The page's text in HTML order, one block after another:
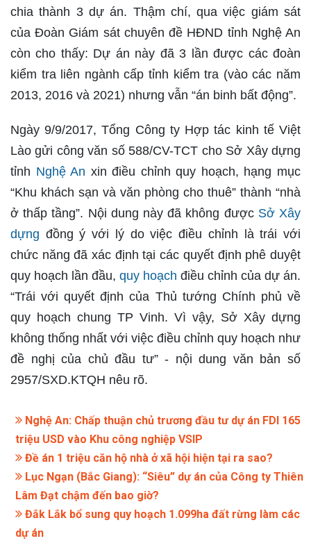
chia thành 3 dự án. Thậm chí, qua việc giám sát
của Đoàn Giám sát chuyên đề HĐND tỉnh Nghệ An
còn cho thấy: Dự án này đã 3 lần được các đoàn
kiểm tra liên ngành cấp tỉnh kiểm tra (vào các năm
2013, 2016 và 2021) nhưng vẫn “án binh bất động”.
Ngày 9/9/2017, Tổng Công ty Hợp tác kinh tế Việt
Lào gửi công văn số 588/CV-TCT cho Sở Xây dựng
tỉnh Nghệ An xin điều chỉnh quy hoạch, hạng mục
“Khu khách sạn và văn phòng cho thuê” thành “nhà
ở thấp tầng”. Nội dung này đã không được Sở Xây
dựng đồng ý với lý do việc điều chỉnh là trái với
chức năng đã xác định tại các quyết định phê duyệt
quy hoạch lần đầu, quy hoạch điều chỉnh của dự án.
“Trái với quyết định của Thủ tướng Chính phủ về
quy hoạch chung TP Vinh. Vì vậy, Sở Xây dựng
không thống nhất với việc điều chỉnh quy hoạch như
đề nghị của chủ đầu tư” - nội dung văn bản số
2957/SXD.KTQH nêu rõ.
Nghệ An: Chấp thuận chủ trương đầu tư dự án FDI 165
triệu USD vào Khu công nghiệp VSIP
Đề án 1 triệu căn hộ nhà ở xã hội hiện tại ra sao?
Lục Ngạn (Bắc Giang): “Siêu” dự án của Công ty Thiên
Lâm Đạt chậm đến bao giờ?
Đắk Lắk bổ sung quy hoạch 1.099ha đất rừng làm các
dự án